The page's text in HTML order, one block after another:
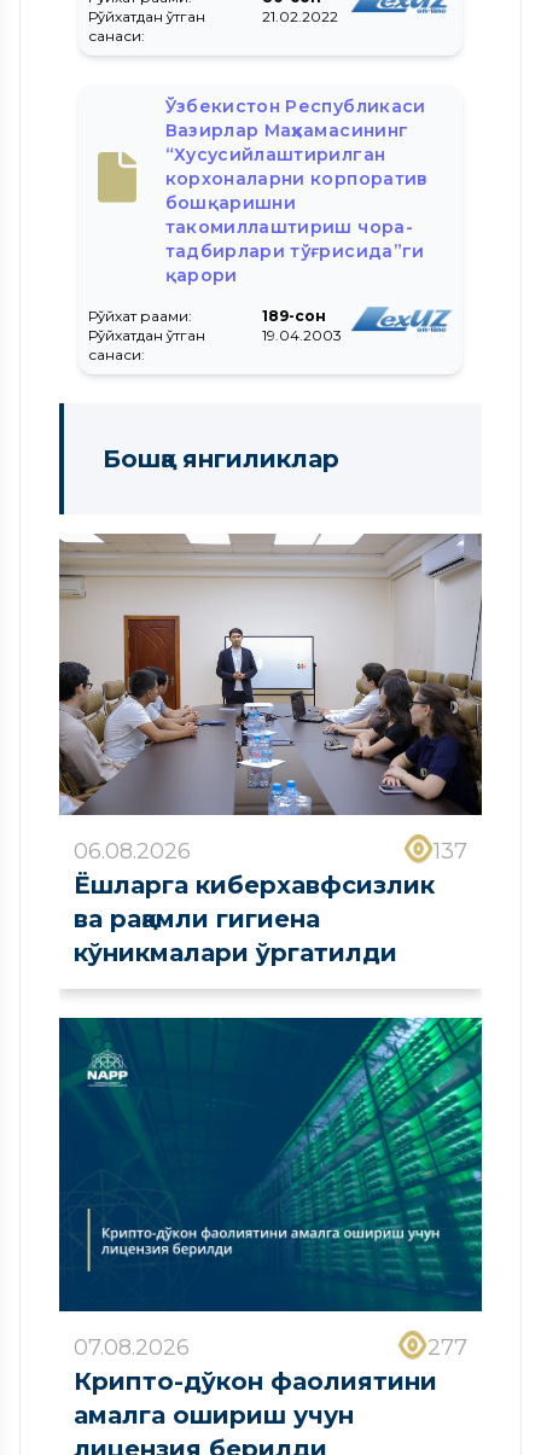
Рўйхатдан ўтган
санаси:
21.02.2022
Ўзбекистон Республикаси
Вазирлар Маҳкамасининг
“Хусусийлаштирилган
корхоналарни корпоратив
бошқаришни
такомиллаштириш чора-
тадбирлари тўғрисида”ги
қарори
Рўйхат рақами:
189-сон
Рўйхатдан ўтган
санаси:
19.04.2003
Бошқа янгиликлар
06.08.2026 137
Ёшларга киберхавфсизлик
ва рақамли гигиена
кўникмалари ўргатилди
07.08.2026 277
Крипто-дўкон фаолиятини
амалга ошириш учун
лицензия берилди